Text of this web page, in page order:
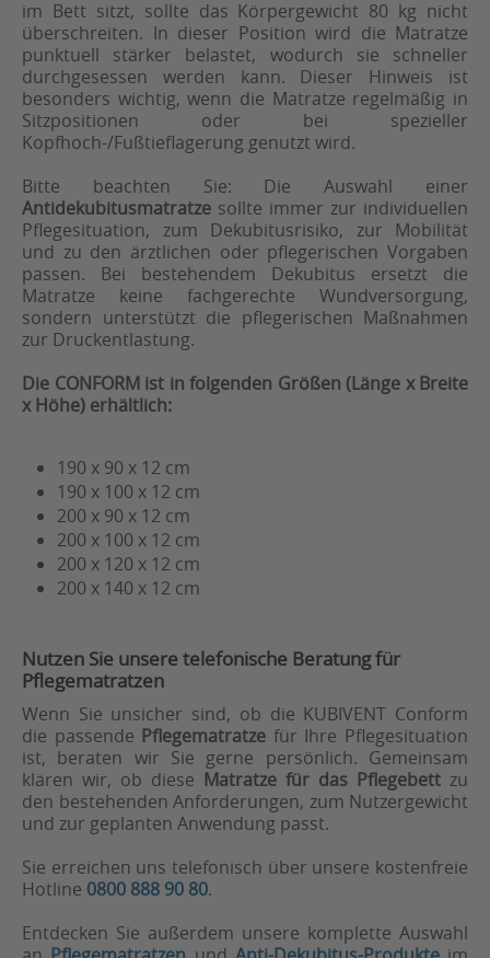
im Bett sitzt, sollte das Körpergewicht 80 kg nicht
überschreiten. In dieser Position wird die Matratze
punktuell stärker belastet, wodurch sie schneller
durchgesessen werden kann. Dieser Hinweis ist
besonders wichtig, wenn die Matratze regelmäßig in
Sitzpositionen oder bei spezieller
Kopfhoch-/Fußtieflagerung genutzt wird.
Bitte beachten Sie: Die Auswahl einer
Antidekubitusmatratze sollte immer zur individuellen
Pflegesituation, zum Dekubitusrisiko, zur Mobilität
und zu den ärztlichen oder pflegerischen Vorgaben
passen. Bei bestehendem Dekubitus ersetzt die
Matratze keine fachgerechte Wundversorgung,
sondern unterstützt die pflegerischen Maßnahmen
zur Druckentlastung.
Die CONFORM ist in folgenden Größen (Länge x Breite
x Höhe) erhältlich:
190 x 90 x 12 cm
190 x 100 x 12 cm
200 x 90 x 12 cm
200 x 100 x 12 cm
200 x 120 x 12 cm
200 x 140 x 12 cm
Nutzen Sie unsere telefonische Beratung für
Pflegematratzen
Wenn Sie unsicher sind, ob die KUBIVENT Conform
die passende Pflegematratze für Ihre Pflegesituation
ist, beraten wir Sie gerne persönlich. Gemeinsam
klären wir, ob diese Matratze für das Pflegebett zu
den bestehenden Anforderungen, zum Nutzergewicht
und zur geplanten Anwendung passt.
Sie erreichen uns telefonisch über unsere kostenfreie
Hotline 0800 888 90 80.
Entdecken Sie außerdem unsere komplette Auswahl